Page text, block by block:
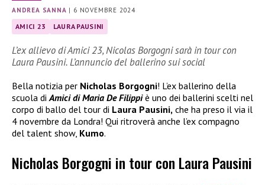
ANDREA SANNA | 6 NOVEMBRE 2024
AMICI 23 LAURA PAUSINI
L’ex allievo di Amici 23, Nicolas Borgogni sarà in tour con
Laura Pausini. L’annuncio del ballerino sui social
Bella notizia per Nicholas Borgogni! L’ex ballerino della
scuola di Amici di Maria De Filippiè uno dei ballerini scelti nel
corpo di ballo del tour di Laura Pausini, che ha preso il via il
4 novembre da Londra! Qui ritroverà anche l’ex compagno
del talent show, Kumo.
Nicholas Borgogni in tour con Laura Pausini